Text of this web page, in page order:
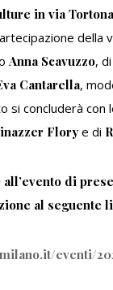
in via
della
Anna Scavuzzo, di
Cantarella,
si concluderà
Flory e di
di
al seguente
eventi/